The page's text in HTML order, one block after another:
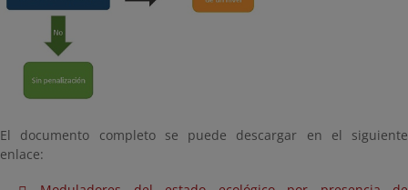
El documento completo se puede descargar en el siguiente
enlace: